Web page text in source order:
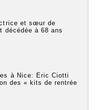
et sœur de
décédée à 68 ans
à Nice: Éric Ciotti
des « kits de rentrée